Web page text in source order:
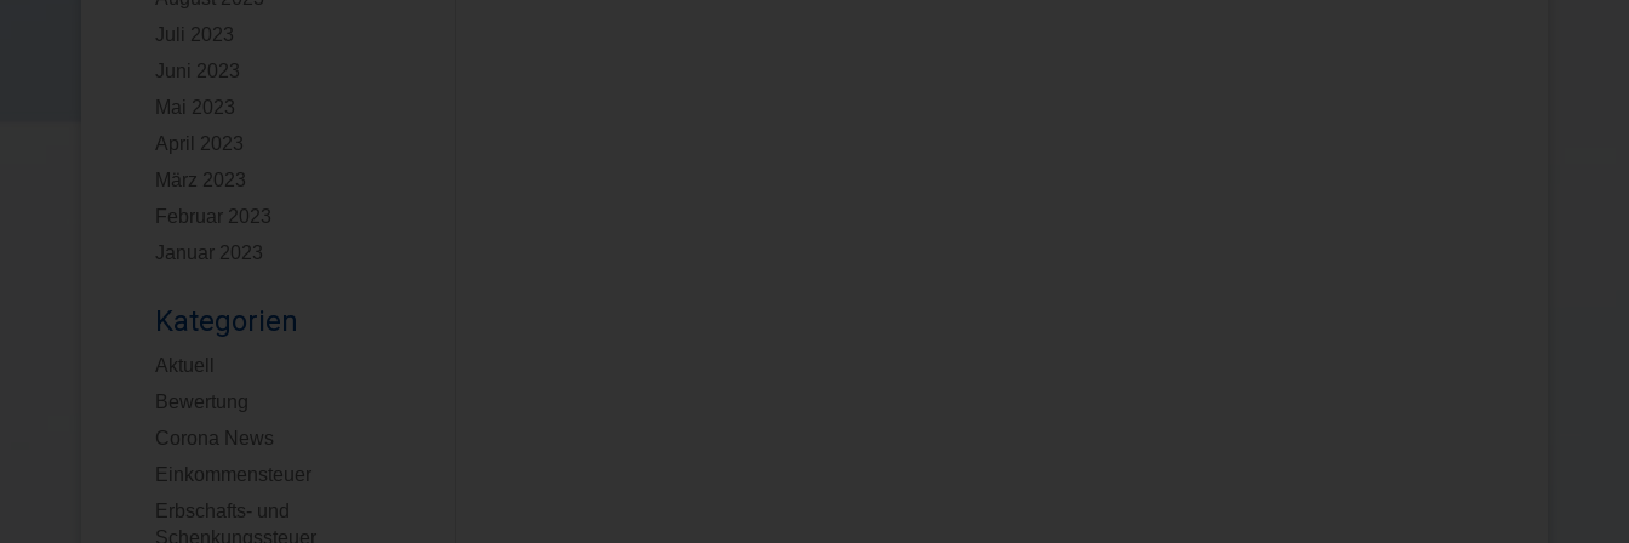
Juli 2023
Juni 2023
Mai 2023
April 2023
März 2023
Februar 2023
Januar 2023
Kategorien
Aktuell
Bewertung
Corona News
Einkommensteuer
Erbschafts- und
Schenkungssteuer